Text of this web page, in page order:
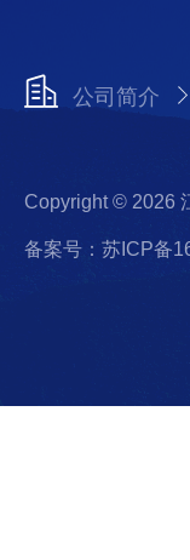
公司简介
Copyright © 2026
备案号：苏ICP备